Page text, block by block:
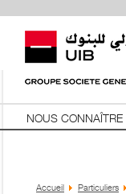
NOUS CONNAÎTRE
Accueil Particuliers